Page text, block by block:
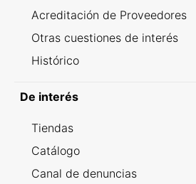
Acreditación de Proveedores
Otras cuestiones de interés
Histórico
De interés
Tiendas
Catálogo
Canal de denuncias